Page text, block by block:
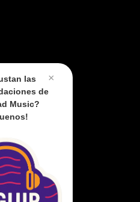
×
las
de
Music?